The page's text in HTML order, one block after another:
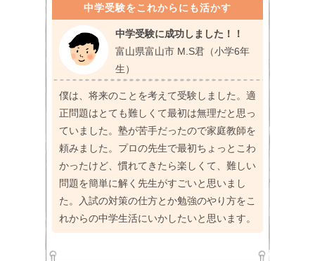
中学受験をこれからにも活かす
中学受験に成功しました！！
富山県富山市 M.S君（小学6年
生）
僕は、将来のことを考えて受験しました。適
正問題はとても難しくて最初は無理だと思っ
ていました。塾が苦手だったので家庭教師を
頼みました。プロの先生で最初ちょっとこわ
かったけど、慣れてきたら楽しくて、難しい
問題を簡単に解く先生がすごいと思いまし
た。入試の対策の仕方とか勉強のやり方をこ
れからの中学生活にいかしたいと思います。